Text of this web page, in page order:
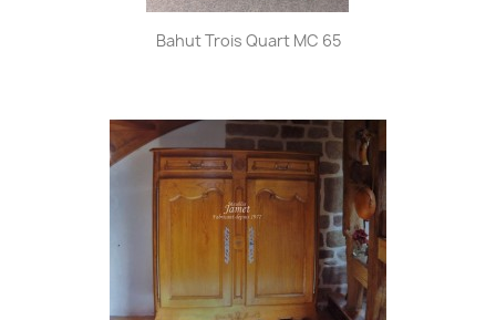
Bahut Trois Quart MC 65